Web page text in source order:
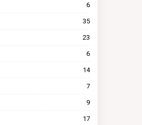
6
35
23
6
14
7
9
17